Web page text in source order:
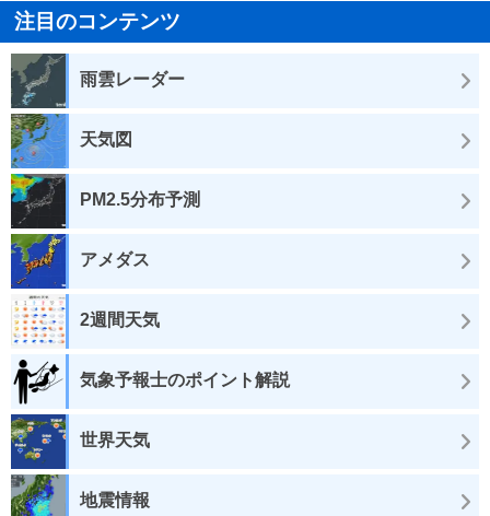
注目のコンテンツ
雨雲レーダー
天気図
PM2.5分布予測
アメダス
2週間天気
気象予報士のポイント解説
世界天気
地震情報